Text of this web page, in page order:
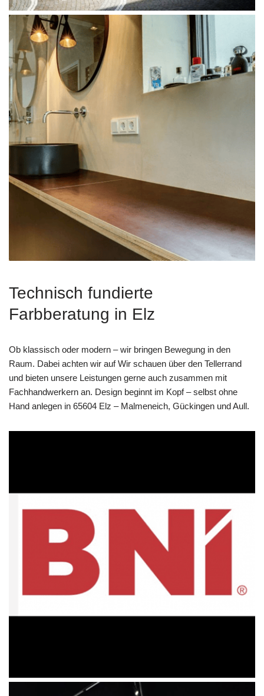
Technisch fundierte
Farbberatung in Elz
Ob klassisch oder modern – wir bringen Bewegung in den
Raum. Dabei achten wir auf Wir schauen über den Tellerrand
und bieten unsere Leistungen gerne auch zusammen mit
Fachhandwerkern an. Design beginnt im Kopf – selbst ohne
Hand anlegen in 65604 Elz – Malmeneich, Gückingen und Aull.